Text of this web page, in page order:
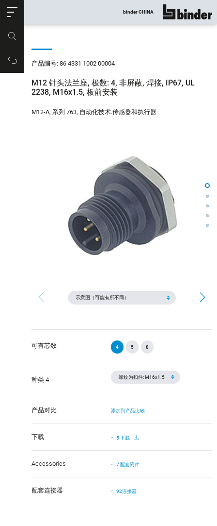
购物车
binder CHINA 显示所有
产品编号: 86 4331 1002 00004
M12 针头法兰座, 极数: 4, 非屏蔽, 焊接, IP67, UL
2238, M16x1.5, 板前安装
M12-A, 系列 763, 自动化技术.传感器和执行器
可有芯数 4 5 8
种类 4
产品对比 添加到产品比较
下载 5 下载
Accessories 7 配套附件
配套连接器 92连接器